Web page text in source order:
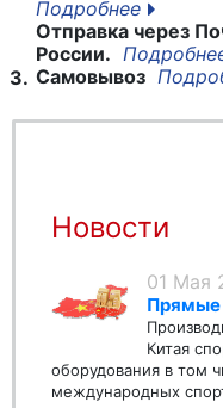
Подробнее
Отправка через
России.
3. Самовывоз
Новости
01 Мая
Прямые
Китая
оборудования в том
международных